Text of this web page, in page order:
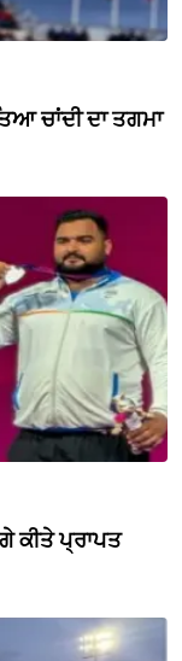
ਚਾਂਦੀ ਦਾ ਤਗਮਾ
ਕੀਤੇ ਪ੍ਰਾਪਤ